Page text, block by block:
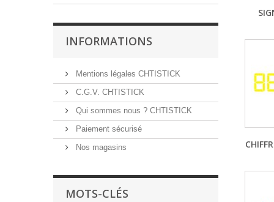
INFORMATIONS
Mentions légales CHTISTICK
C.G.V. CHTISTICK
Qui sommes nous ? CHTISTICK
Paiement sécurisé
Nos magasins
MOTS-CLÉS